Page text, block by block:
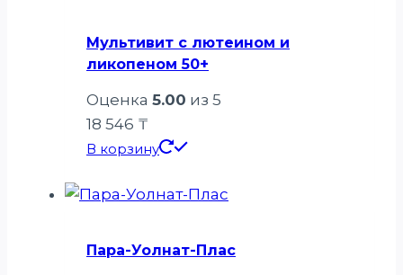
Мультивит с лютеином и
ликопеном 50+
Оценка 5.00 из 5
18 546 ₸
В корзину
Пара-Уолнат-Плас